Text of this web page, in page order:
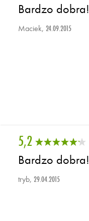
Bardzo dobra!
Maciek, 24.09.2015
5,2
Bardzo dobra!
tryb, 29.04.2015